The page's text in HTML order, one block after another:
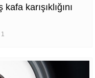
karışıklığını
1